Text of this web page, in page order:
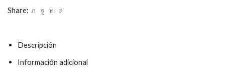
Share:
Descripción
Información adicional